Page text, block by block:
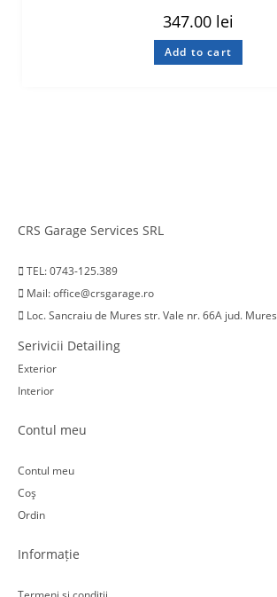
347.00 lei
Add to cart
CRS Garage Services SRL
TEL: 0743-125.389
Mail: office@crsgarage.ro
Loc. Sancraiu de Mures str. Vale nr. 66A jud. Mures
Serivicii Detailing
Exterior
Interior
Contul meu
Contul meu
Coş
Ordin
Informație